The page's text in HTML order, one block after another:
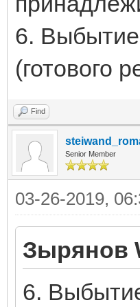
6. Выбытие
(готового
Find
Senior Member
03-26-2019,
Зырянов
6.